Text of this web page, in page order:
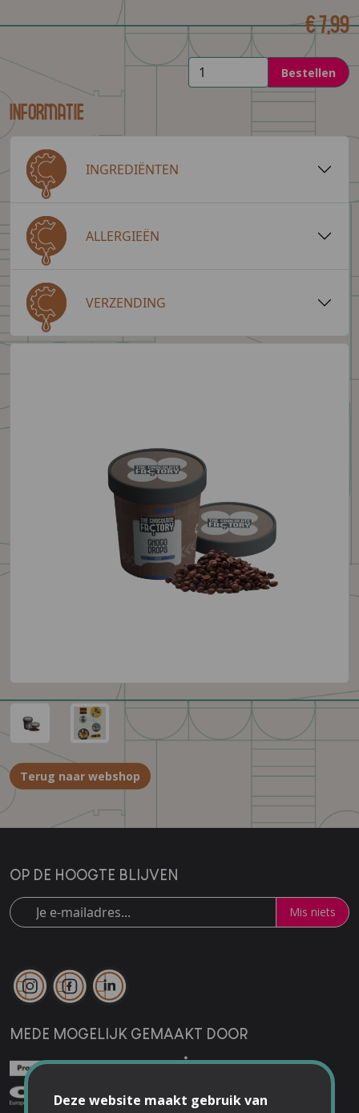
€ 7,99
Bestellen
Informatie
INGREDIËNTEN
ALLERGIEËN
VERZENDING
Terug naar webshop
MEDE MOGELIJK GEMAAKT DOOR
OP DE HOOGTE BLIJVEN
Mis niets
Deze website maakt gebruik van